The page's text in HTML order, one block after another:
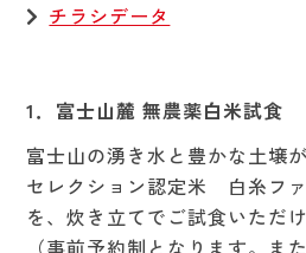
チラシデータ
1． 富士山麓 無農薬白米試食
富士山の湧き水と豊かな土壌
セレクション認定米 白糸フ
を、炊き立てでご試食いただけ